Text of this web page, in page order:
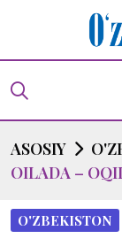
ASOSIY
OILADA –
O'ZBEKISTON